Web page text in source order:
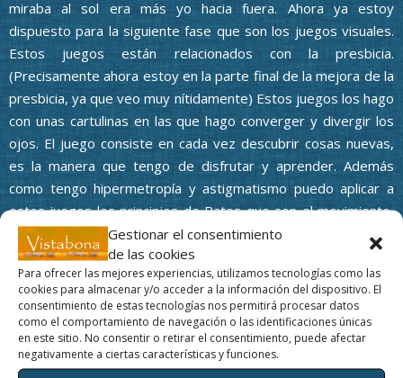
Gestionar el consentimiento
de las cookies
Para ofrecer las mejores experiencias, utilizamos tecnologías como las
cookies para almacenar y/o acceder a la información del dispositivo. El
consentimiento de estas tecnologías nos permitirá procesar datos
como el comportamiento de navegación o las identificaciones únicas
en este sitio. No consentir o retirar el consentimiento, puede afectar
negativamente a ciertas características y funciones.
miraba al sol era más yo hacia fuera. Ahora ya estoy
dispuesto para la siguiente fase que son los juegos visuales.
Estos juegos están relacionados con la presbicia.
(Precisamente ahora estoy en la parte final de la mejora de la
presbicia, ya que veo muy nítidamente) Estos juegos los hago
con unas cartulinas en las que hago converger y divergir los
ojos. El juego consiste en cada vez descubrir cosas nuevas,
es la manera que tengo de disfrutar y aprender. Además
como tengo hipermetropía y astigmatismo puedo aplicar a
estos juegos los principios de Bates que son el movimiento,
la relajación y la centralización, además de memoria e
imaginación. Y me parece muy importante prestar la misma
atención a los juegos simples, como complejos. De todas
partes se puede sacar sustancia. Ya finalizados los
jueguecitos doy por terminada la atención total a mí mismo y
paso a salir fuera. Dicho esto, aparece por la entrada del
camino mi sobrina Flor con una bici. Ha crecido mucho desde la